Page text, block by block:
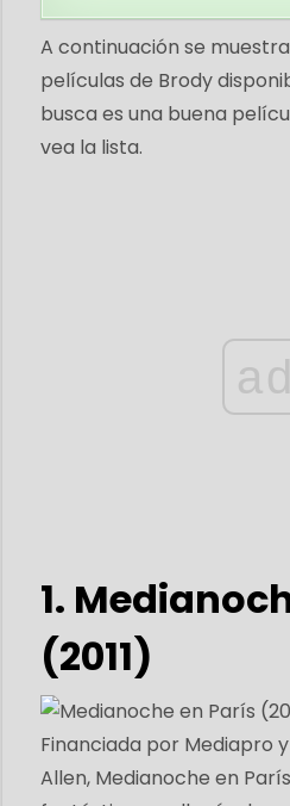
A continuación se
películas de Brody
busca es una buena
vea la lista.
ad
1.
(2011)
Financiada por Mediapro
Allen, Medianoche en